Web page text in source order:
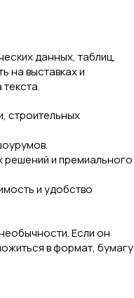
данных, таблиц,
на выставках и
строительных
решений и премиального
и удобство
Если он
в формат, бумагу